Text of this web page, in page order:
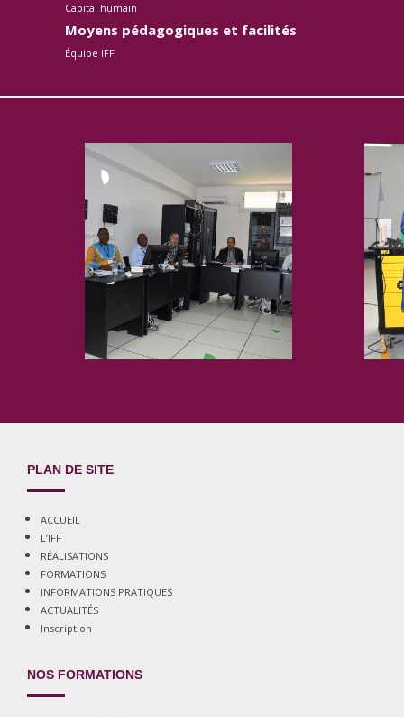
Capital humain
Moyens pédagogiques et facilités
Équipe IFF
PLAN DE SITE
ACCUEIL
L’IFF
RÉALISATIONS
FORMATIONS
INFORMATIONS PRATIQUES
ACTUALITÉS
Inscription
NOS FORMATIONS